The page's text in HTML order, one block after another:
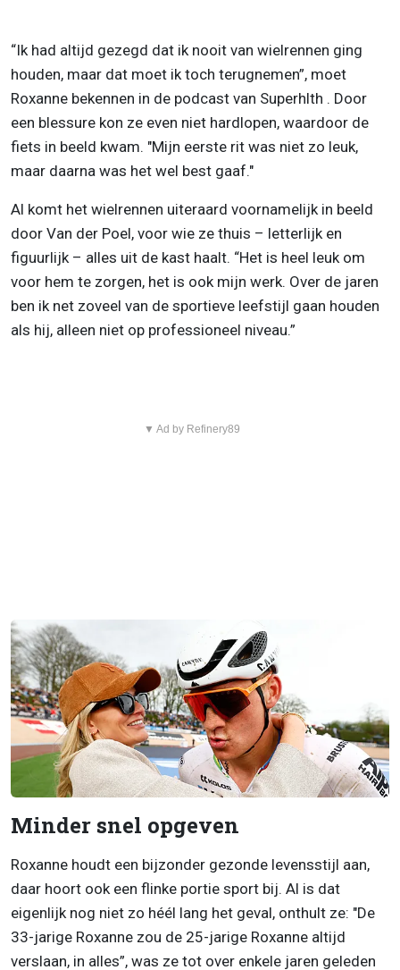
“Ik had altijd gezegd dat ik nooit van wielrennen ging
houden, maar dat moet ik toch terugnemen”, moet
Roxanne bekennen in de podcast van Superhlth . Door
een blessure kon ze even niet hardlopen, waardoor de
fiets in beeld kwam. "Mijn eerste rit was niet zo leuk,
maar daarna was het wel best gaaf."
Al komt het wielrennen uiteraard voornamelijk in beeld
door Van der Poel, voor wie ze thuis – letterlijk en
figuurlijk – alles uit de kast haalt. “Het is heel leuk om
voor hem te zorgen, het is ook mijn werk. Over de jaren
ben ik net zoveel van de sportieve leefstijl gaan houden
als hij, alleen niet op professioneel niveau.”
▼ Ad by Refinery89
Minder snel opgeven
Roxanne houdt een bijzonder gezonde levensstijl aan,
daar hoort ook een flinke portie sport bij. Al is dat
eigenlijk nog niet zo héél lang het geval, onthult ze: "De
33-jarige Roxanne zou de 25-jarige Roxanne altijd
verslaan, in alles”, was ze tot over enkele jaren geleden